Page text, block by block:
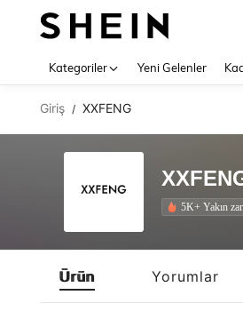
Kategoriler Yeni Gelenler
Giriş / XXFENG
5K+ Yakın
Ürün Yorumlar